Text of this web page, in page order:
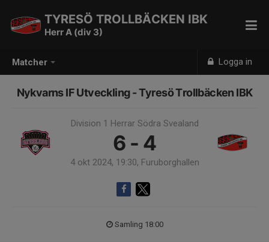
Matcher Logga in
TYRESÖ TROLLBÄCKEN IBK
Herr A (div 3)
Nykvarns IF Utveckling - Tyresö Trollbäcken IBK
Division 1 Herrar Södra Svealand
6 - 4
4 okt 2024, 19:30, Furuborghallen
Samling 18:00